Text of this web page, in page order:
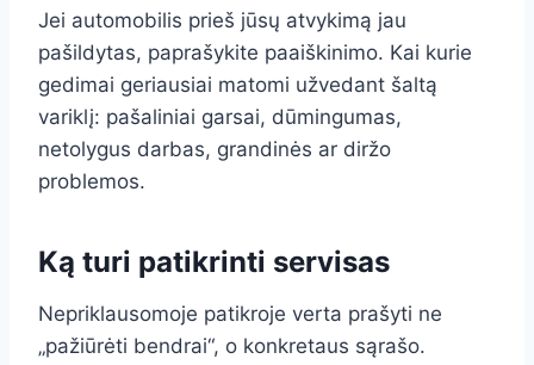
Jei automobilis prieš jūsų atvykimą jau
pašildytas, paprašykite paaiškinimo. Kai kurie
gedimai geriausiai matomi užvedant šaltą
variklį: pašaliniai garsai, dūmingumas,
netolygus darbas, grandinės ar diržo
problemos.
Ką turi patikrinti servisas
Nepriklausomoje patikroje verta prašyti ne
„pažiūrėti bendrai“, o konkretaus sąrašo.